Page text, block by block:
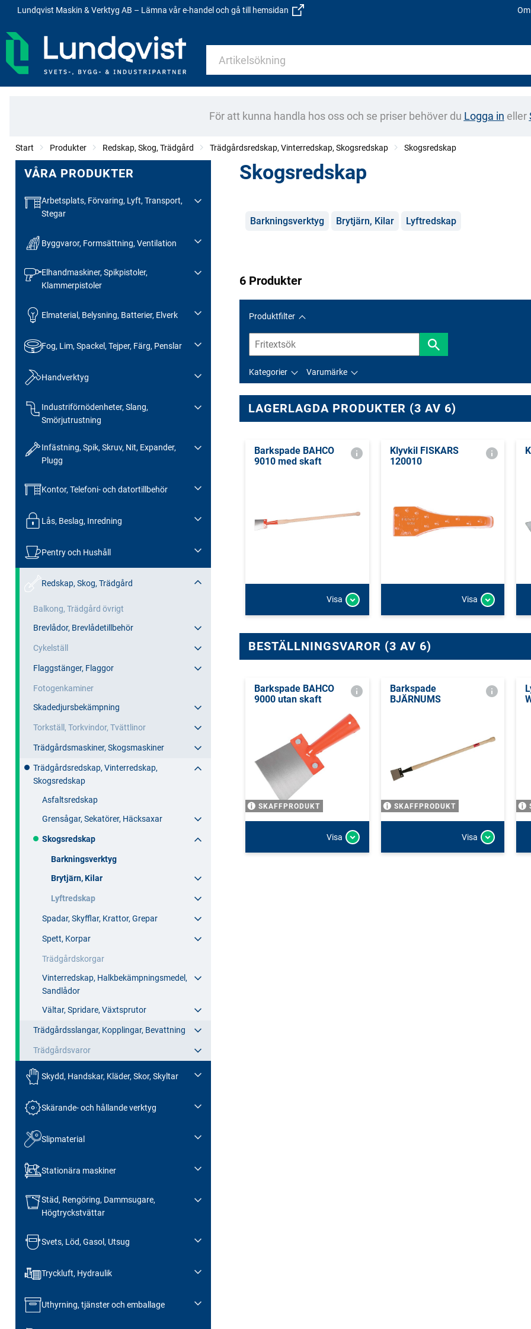
Lundqvist Maskin & Verktyg AB – Lämna vår e-handel och gå till hemsidan
För att kunna handla hos oss och se priser behöver du Logga in eller
Start Produkter Redskap, Skog, Trädgård Trädgårdsredskap, Vinterredskap, Skogsredskap Skogsredskap
VÅRA PRODUKTER
Arbetsplats, Förvaring, Lyft, Transport,
Stegar
Byggvaror, Formsättning, Ventilation
Elhandmaskiner, Spikpistoler,
Klammerpistoler
Elmaterial, Belysning, Batterier, Elverk
Fog, Lim, Spackel, Tejper, Färg, Penslar
Handverktyg
Industriförnödenheter, Slang,
Smörjutrustning
Infästning, Spik, Skruv, Nit, Expander,
Plugg
Kontor, Telefoni- och datortillbehör
Lås, Beslag, Inredning
Pentry och Hushåll
Redskap, Skog, Trädgård
Balkong, Trädgård övrigt
Brevlådor, Brevlådetillbehör
Cykelställ
Flaggstänger, Flaggor
Fotogenkaminer
Skadedjursbekämpning
Torkställ, Torkvindor, Tvättlinor
Trädgårdsmaskiner, Skogsmaskiner
Trädgårdsredskap, Vinterredskap,
Skogsredskap
Asfaltsredskap
Grensågar, Sekatörer, Häcksaxar
Skogsredskap
Barkningsverktyg
Brytjärn, Kilar
Lyftredskap
Spadar, Skyfflar, Krattor, Grepar
Spett, Korpar
Trädgårdskorgar
Vinterredskap, Halkbekämpningsmedel,
Sandlådor
Vältar, Spridare, Växtsprutor
Trädgårdsslangar, Kopplingar, Bevattning
Trädgårdsvaror
Skydd, Handskar, Kläder, Skor, Skyltar
Skärande- och hållande verktyg
Slipmaterial
Stationära maskiner
Städ, Rengöring, Dammsugare,
Högtryckstvättar
Svets, Löd, Gasol, Utsug
Tryckluft, Hydraulik
Uthyrning, tjänster och emballage
Skogsredskap
Kategorier
Barkningsverktyg Brytjärn, Kilar Lyftredskap
6 Produkter
Produktfilter
Kategorier Varumärke
LAGERLAGDA PRODUKTER (3 AV 6)
Barkspade BAHCO
9010 med skaft
Visa
Klyvkil FISKARS
120010
Visa
BESTÄLLNINGSVAROR (3 AV 6)
Barkspade BAHCO
9000 utan skaft
SKAFFPRODUKT
Visa
Barkspade
BJÄRNUMS
SKAFFPRODUKT
Visa